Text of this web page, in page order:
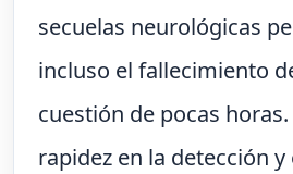
secuelas neurológicas
incluso el fallecimiento
cuestión de pocas
rapidez en la detección